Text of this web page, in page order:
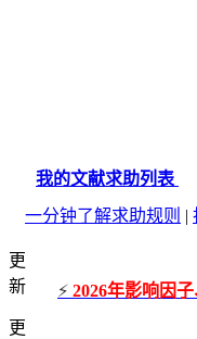
我的文献求助列表
一分钟了解求助规则 |
更
新
⚡ 2026年影响因
更